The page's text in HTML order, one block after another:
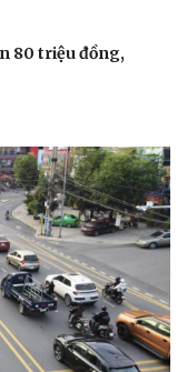
80 triệu đồng,